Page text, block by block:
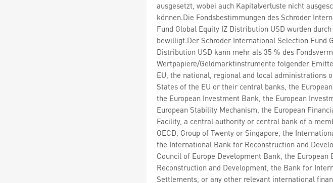
ausgesetzt, wobei auch Kapitalverluste nicht
können.Die Fondsbestimmungen des Schroder
Fund Global Equity IZ Distribution USD wurden
bewilligt.Der Schroder International Selection Fund
Distribution USD kann mehr als 35 % des
Wertpapiere/Geldmarktinstrumente folgender
EU, the national, regional and local administrations
States of the EU or their central banks, the
the European Investment Bank, the European
European Stability Mechanism, the European
Facility, a central authority or central bank of a
OECD, Group of Twenty or Singapore, the
the International Bank for Reconstruction and
Council of Europe Development Bank, the European
Reconstruction and Development, the Bank for
Settlements, or any other relevant international